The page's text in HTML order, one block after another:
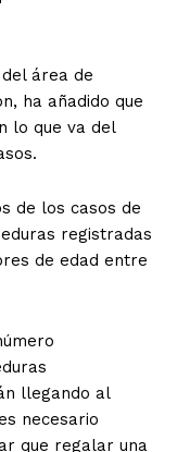
área de
ha añadido que
lo que va del
de los casos de
registradas
de edad entre
llegando al
necesario
que regalar una